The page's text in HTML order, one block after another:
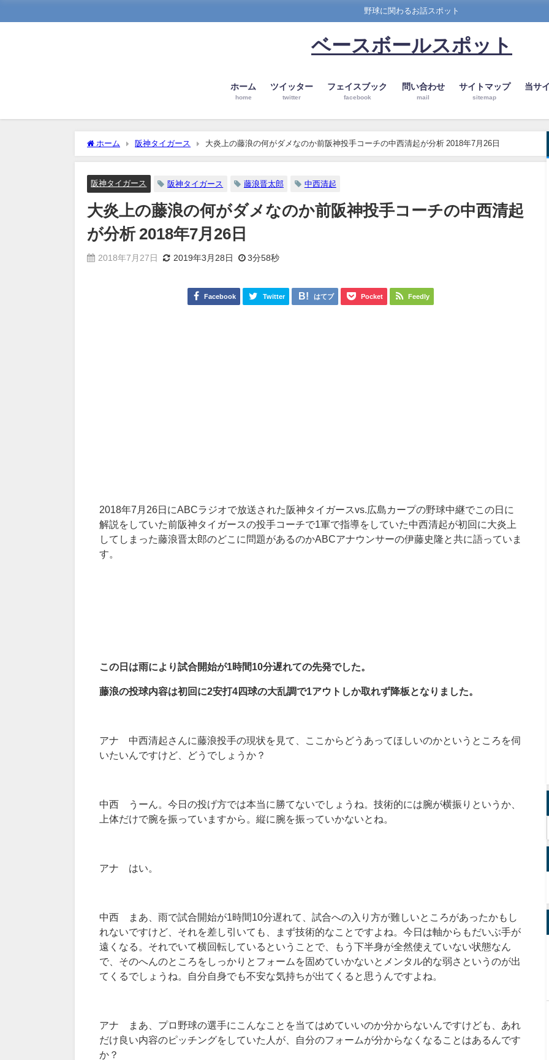
野球に関わるお話スポット
ベースボールスポット
ホーム
home
ツイッター
twitter
フェイスブック
facebook
問い合わせ
mail
サイトマップ
sitemap
当サ
ホーム 阪神タイガース 大炎上の藤浪の何がダメなのか前阪神投手コーチの中西清起が分析 2018年7月26日
阪神タイガース 阪神タイガース 藤浪晋太郎 中西清起
大炎上の藤浪の何がダメなのか前阪神投手コーチの中西清起
が分析 2018年7月26日
2018年7月27日 2019年3月28日 3分58秒
Facebook Twitter はてブ Pocket Feedly
2018年7月26日にABCラジオで放送された阪神タイガースvs.広島カープの野球中継でこの日に
解説をしていた前阪神タイガースの投手コーチで1軍で指導をしていた中西清起が初回に大炎上
してしまった藤浪晋太郎のどこに問題があるのかABCアナウンサーの伊藤史隆と共に語っていま
す。
この日は雨により試合開始が1時間10分遅れての先発でした。
藤浪の投球内容は初回に2安打4四球の大乱調で1アウトしか取れず降板となりました。
アナ 中西清起さんに藤浪投手の現状を見て、ここからどうあってほしいのかというところを伺
いたいんですけど、どうでしょうか？
中西 うーん。今日の投げ方では本当に勝てないでしょうね。技術的には腕が横振りというか、
上体だけで腕を振っていますから。縦に腕を振っていかないとね。
アナ はい。
中西 まあ、雨で試合開始が1時間10分遅れて、試合への入り方が難しいところがあったかもし
れないですけど、それを差し引いても、まず技術的なことですよね。今日は軸からもだいぶ手が
遠くなる。それでいて横回転しているということで、もう下半身が全然使えていない状態なん
で、そのへんのところをしっかりとフォームを固めていかないとメンタル的な弱さというのが出
てくるでしょうね。自分自身でも不安な気持ちが出てくると思うんですよね。
アナ まあ、プロ野球の選手にこんなことを当てはめていいのか分からないんですけども、あれ
だけ良い内容のピッチングをしていた人が、自分のフォームが分からなくなることはあるんです
か？